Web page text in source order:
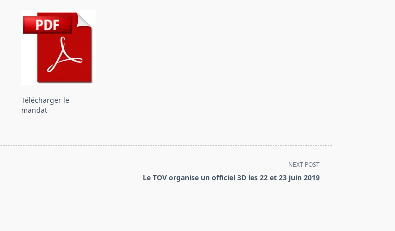
Télécharger le
mandat
NEXT POST
Le TOV organise un officiel 3D les 22 et 23 juin 2019